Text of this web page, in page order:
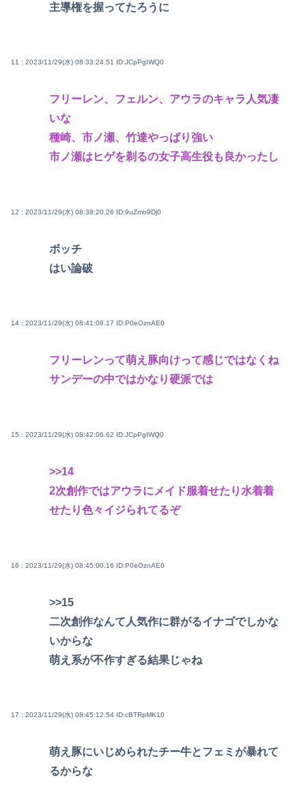
主導権を握ってたろうに
11 : 2023/11/29(水) 08:33:24.51 ID:JCpPgIWQ0
フリーレン、フェルン、アウラのキャラ人気凄
いな
種崎、市ノ瀬、竹達やっぱり強い
市ノ瀬はヒゲを剃るの女子高生役も良かったし
12 : 2023/11/29(水) 08:38:20.26 ID:9uZmo9Dj0
ボッチ
はい論破
14 : 2023/11/29(水) 08:41:08.17 ID:P0eOznAE0
フリーレンって萌え豚向けって感じではなくね
サンデーの中ではかなり硬派では
15 : 2023/11/29(水) 08:42:06.62 ID:JCpPgIWQ0
>>14
2次創作ではアウラにメイド服着せたり水着着
せたり色々イジられてるぞ
16 : 2023/11/29(水) 08:45:00.16 ID:P0eOznAE0
>>15
二次創作なんて人気作に群がるイナゴでしかな
いからな
萌え系が不作すぎる結果じゃね
17 : 2023/11/29(水) 08:45:12.54 ID:cBTRpMK10
萌え豚にいじめられたチー牛とフェミが暴れて
るからな